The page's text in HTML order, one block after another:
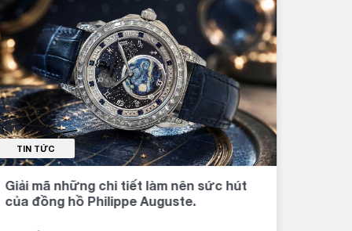
TIN TỨC
Giải mã những chi tiết làm nên sức hút
của đồng hồ Philippe Auguste.